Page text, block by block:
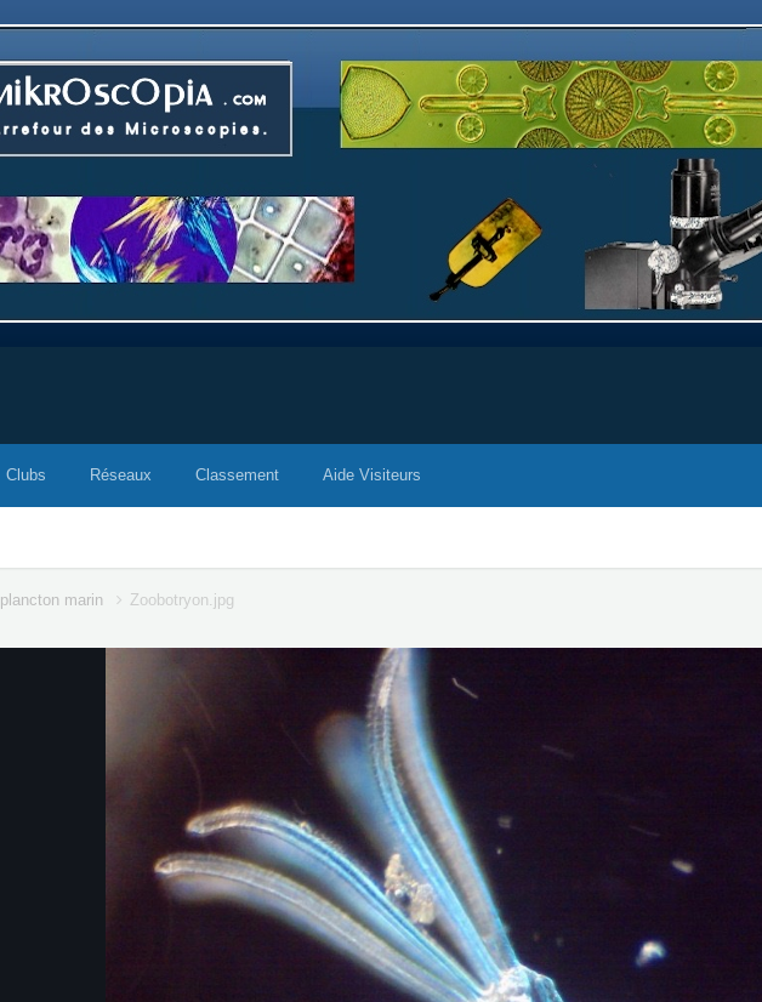
Clubs Réseaux Classement Aide Visiteurs
plancton marin Zoobotryon.jpg